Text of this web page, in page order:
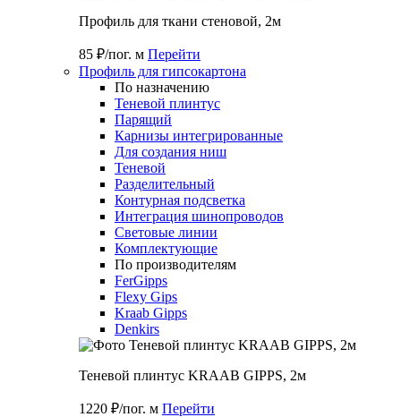
Профиль для ткани стеновой, 2м
85 ₽/пог. м Перейти
Профиль для гипсокартона
По назначению
Теневой плинтус
Парящий
Карнизы интегрированные
Для создания ниш
Теневой
Разделительный
Контурная подсветка
Интеграция шинопроводов
Световые линии
Комплектующие
По производителям
FerGipps
Flexy Gips
Kraab Gipps
Denkirs
Теневой плинтус KRAAB GIPPS, 2м
1220 ₽/пог. м Перейти